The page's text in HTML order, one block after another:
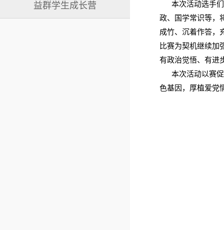
益群学生成长营
本次活动选手们
政、国学常识等，
成竹、沉着作答，
比赛为契机继续加
有政治觉悟、有进
本次活动以赛促
色基因，厚植爱党